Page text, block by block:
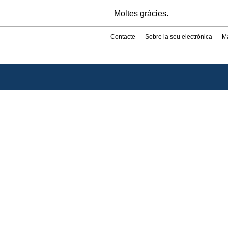
Moltes gràcies.
Contacte Sobre la seu electrònica